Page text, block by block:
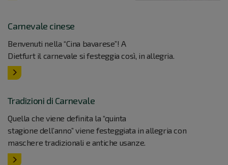
Carnevale cinese
Benvenuti nella “Cina bavarese”! A
Dietfurt il carnevale si festeggia così, in allegria.
Tradizioni di Carnevale
Quella che viene definita la “quinta
stagione dell’anno” viene festeggiata in allegria con
maschere tradizionali e antiche usanze.